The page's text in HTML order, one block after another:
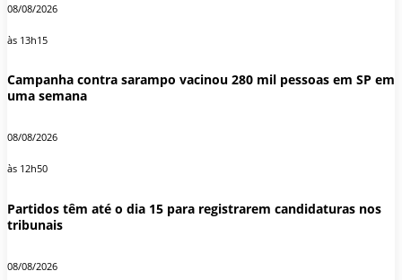
08/08/2026
às 13h15
Campanha contra sarampo vacinou 280 mil pessoas em SP em
uma semana
08/08/2026
às 12h50
Partidos têm até o dia 15 para registrarem candidaturas nos
tribunais
08/08/2026